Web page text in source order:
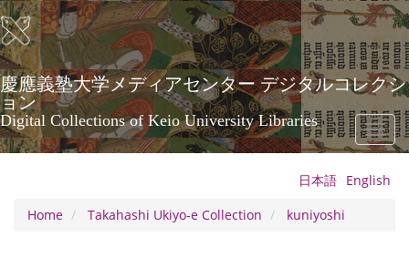
Skip
to
main
content
慶應義塾大学メディアセンター デジタルコレクシ
ョン
Digital Collections of Keio University Libraries
Toggle
日本語 English
Home
Takahashi Ukiyo-e Collection kuniyoshi